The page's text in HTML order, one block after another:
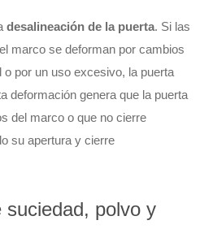
desalineación de la puerta. Si las
marco se deforman por cambios
por un uso excesivo, la puerta
deformación genera que la puerta
del marco o que no cierre
su apertura y cierre
suciedad, polvo y